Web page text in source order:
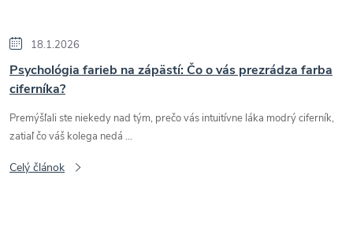
18.1.2026
Psychológia farieb na zápästí: Čo o vás prezrádza farba
ciferníka?
Premýšľali ste niekedy nad tým, prečo vás intuitívne láka modrý ciferník,
zatiaľ čo váš kolega nedá ...
Celý článok